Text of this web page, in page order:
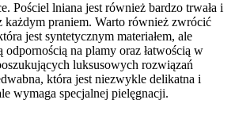
Pościel lniana jest również bardzo trwała i
każdym praniem. Warto również zwrócić
jest syntetycznym materiałem, ale
odpornością na plamy oraz łatwością w
luksusowych rozwiązań
która jest niezwykle delikatna i
wymaga specjalnej pielęgnacji.